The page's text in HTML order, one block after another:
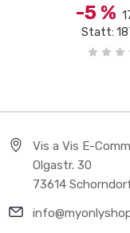
-5 %
Statt:
Vis a Vis E-
Olgastr. 30
73614